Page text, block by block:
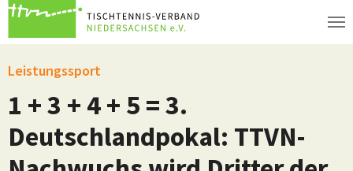
Zum Hauptinhalt springen
Leistungssport
1 + 3 + 4 + 5 = 3.
Deutschlandpokal: TTVN-